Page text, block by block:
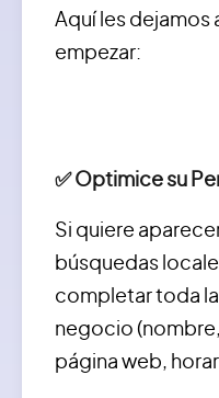
Aquí les dejamos
empezar:
✅ Optimice su
Si quiere
búsquedas
completar toda
negocio
página web,